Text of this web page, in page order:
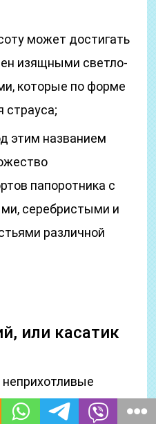
может достигать
изящными светло-
которые по форме
страуса;
этим названием
папоротника с
серебристыми и
различной
или касатик
солнышки,